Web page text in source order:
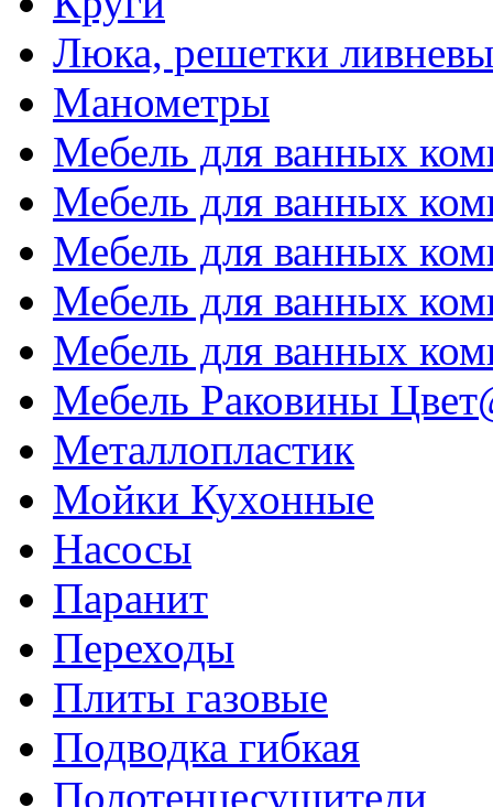
Люка, решетки
Манометры
Мебель для ванных
Мебель для ванных
Мебель для ванных
Мебель для ванных
Мебель для ванных
Мебель Раковины
Металлопластик
Мойки Кухонные
Насосы
Паранит
Переходы
Плиты газовые
Подводка гибкая
Полотенцесушители